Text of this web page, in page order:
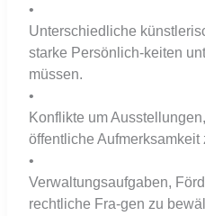
•
Unterschiedliche
starke Persönlich-keiten
müssen.
•
Konflikte um
öffentliche Aufmerksamkeit
•
Verwaltungsaufgaben,
rechtliche Fra-gen zu